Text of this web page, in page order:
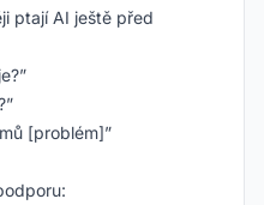
ptají AI ještě před
[problém]”